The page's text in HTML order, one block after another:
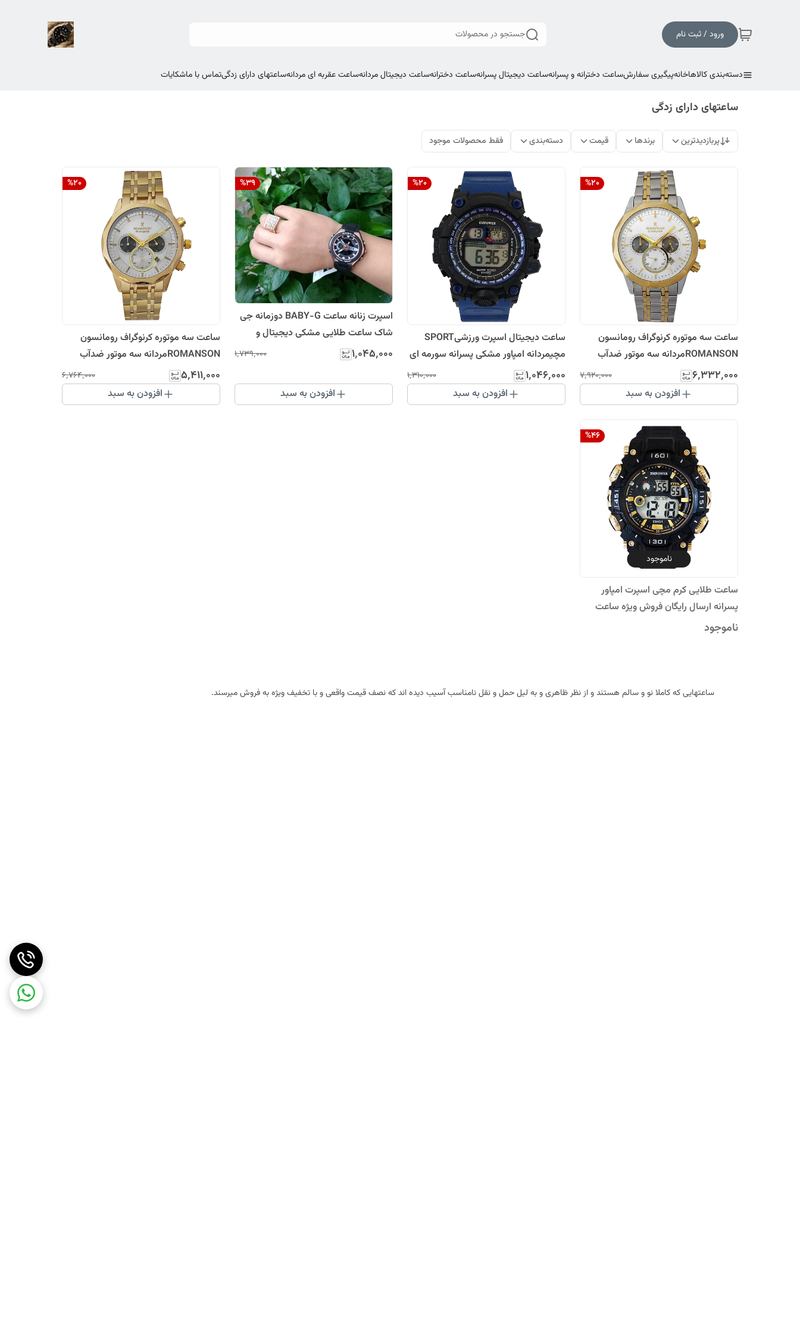
ورود / ثبت نام جستجو در محصولات
دسته‌بندی کالاهاخانهپیگیری سفارشساعت دخترانه و پسرانهساعت دیجیتال پسرانهساعت دخترانهساعت دیجیتال مردانهساعت عقربه ای مردانهساعتهای دارای زدگیتماس با ماشکایات
ساعتهای دارای زدگی
پربازدیدترین برندها قیمت دسته‌بندی فقط محصولات موجود
%20
ساعت سه موتوره کرنوگراف رومانسون
ROMANSONمردانه سه موتور ضدآب
رنگ ثابت نقره ای طلایی
۶٬۳۳۲٬۰۰۰ ۷٬۹۲۰٬۰۰۰
افزودن به سبد
%20
ساعت دیجیتال اسپرت ورزشیSPORT
مچیمردانه امپاور مشکی پسرانه سورمه ای
EMPOWER سرمه ای آبی کاربنی مقاوم در
برابر آب چراغدار کرنومتردار زیتونی روشن
۱٬۰۴۶٬۰۰۰ ۱٬۳۱۰٬۰۰۰
افزودن به سبد
%39
اسپرت زنانه ساعت BABY-G دوزمانه جی
شاک ساعت طلایی مشکی دیجیتال و
عقربه ای کرنومتر چراغ دار جی شاک۱٬۰۴۵٬۰۰۰ ۱٬۷۳۹٬۰۰۰
افزودن به سبد
%20
ساعت سه موتوره کرنوگراف رومانسون
ROMANSONمردانه سه موتور ضدآب
رنگ ثابت ارسال رایگان طلایی
۵٬۴۱۱٬۰۰۰ ۶٬۷۶۴٬۰۰۰
افزودن به سبد
%46
ناموجود
ساعت طلایی کرم مچی اسپرت امپاور
پسرانه ارسال رایگان فروش ویژه ساعت
پسرانه ضدآب کرنومتر دار آلارم تایمر خطی
ناموجود
ساعتهایی که کاملا نو و سالم هستند و از نظر ظاهری و به لیل حمل و نقل نامناسب آسیب دیده اند که نصف قیمت واقعی و با تخفیف ویژه به فروش میرسند.